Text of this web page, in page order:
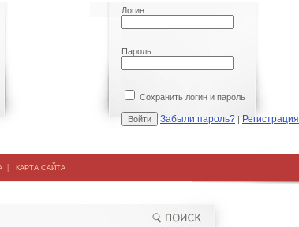
Логин
Пароль
Сохранить логин и пароль
Забыли пароль? | Регистрация
| КАРТА САЙТА